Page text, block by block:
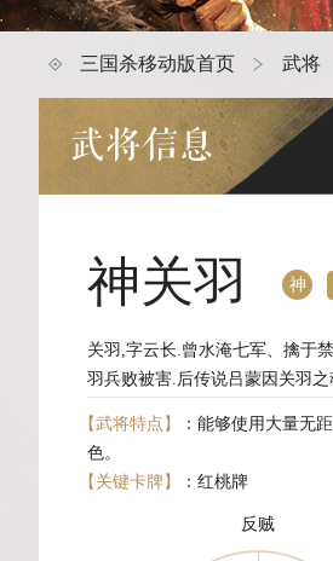
三国杀移动版首页 武将
武将信息
神关羽 神
关羽,字云长.曾水淹七军、擒于
羽兵败被害.后传说吕蒙因关羽之
【武将特点】
：能够使用大量无
色。
【关键卡牌】
：红桃牌